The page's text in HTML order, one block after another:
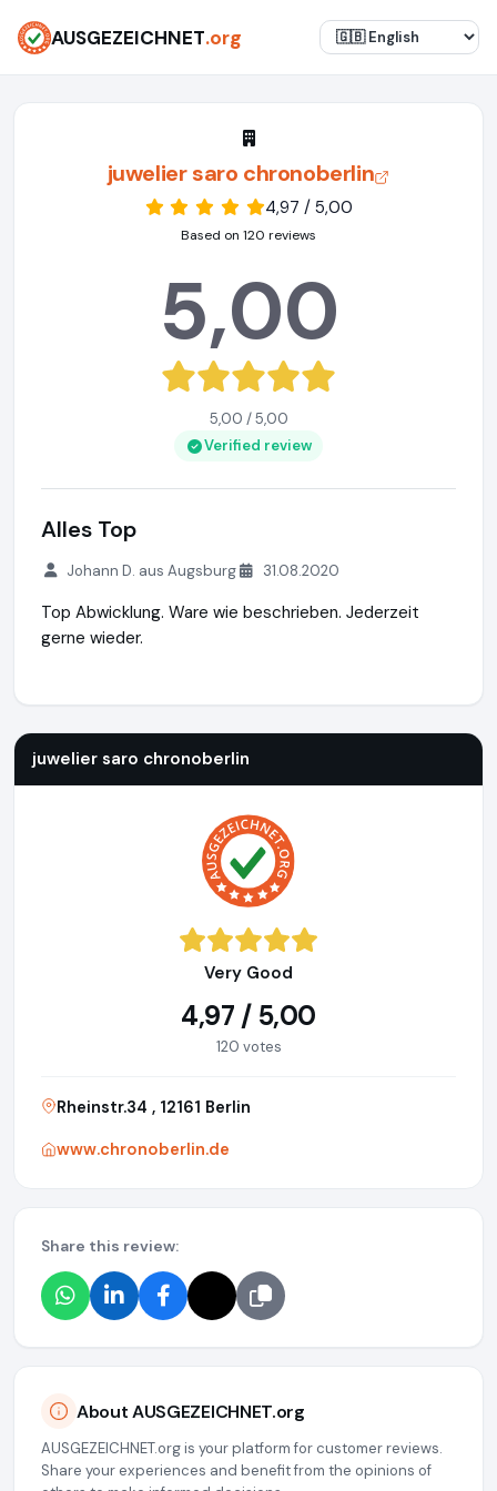
AUSGEZEICHNET.org
juwelier saro chronoberlin
4,97 / 5,00
Based on 120 reviews
5,00
5,00 / 5,00
Verified review
Alles Top
Johann D. aus Augsburg 31.08.2020
Top Abwicklung. Ware wie beschrieben. Jederzeit
gerne wieder.
juwelier saro chronoberlin
Very Good
4,97 / 5,00
120 votes
Rheinstr.34 , 12161 Berlin
www.chronoberlin.de
Share this review:
About AUSGEZEICHNET.org
AUSGEZEICHNET.org is your platform for customer reviews.
Share your experiences and benefit from the opinions of